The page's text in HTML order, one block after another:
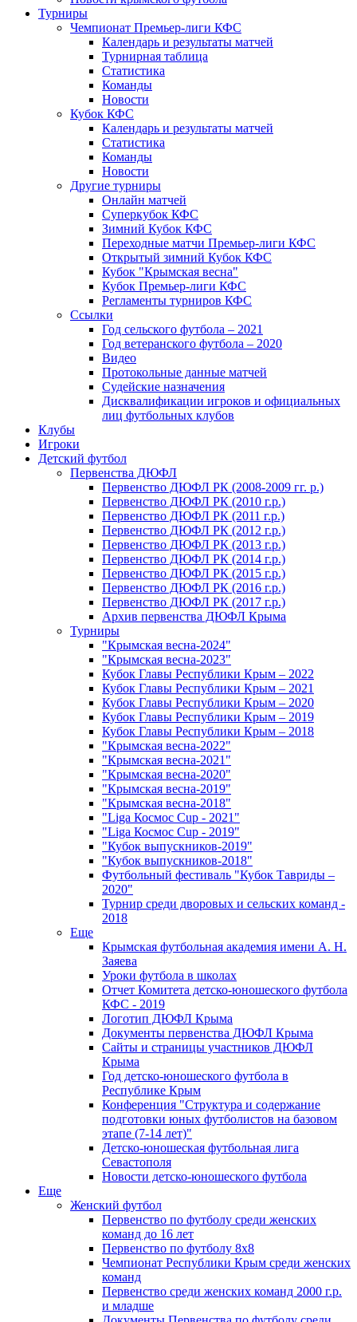
Турниры
Чемпионат Премьер-лиги КФС
Календарь и результаты матчей
Турнирная таблица
Статистика
Команды
Новости
Кубок КФС
Календарь и результаты матчей
Статистика
Команды
Новости
Другие турниры
Онлайн матчей
Суперкубок КФС
Зимний Кубок КФС
Переходные матчи Премьер-лиги КФС
Открытый зимний Кубок КФС
Кубок "Крымская весна"
Кубок Премьер-лиги КФС
Регламенты турниров КФС
Ссылки
Год сельского футбола – 2021
Год ветеранского футбола – 2020
Видео
Протокольные данные матчей
Судейские назначения
Дисквалификации игроков и официальных
лиц футбольных клубов
Клубы
Игроки
Детский футбол
Первенства ДЮФЛ
Первенство ДЮФЛ РК (2008-2009 гг. р.)
Первенство ДЮФЛ РК (2010 г.р.)
Первенство ДЮФЛ РК (2011 г.р.)
Первенство ДЮФЛ РК (2012 г.р.)
Первенство ДЮФЛ РК (2013 г.р.)
Первенство ДЮФЛ РК (2014 г.р.)
Первенство ДЮФЛ РК (2015 г.р.)
Первенство ДЮФЛ РК (2016 г.р.)
Первенство ДЮФЛ РК (2017 г.р.)
Архив первенства ДЮФЛ Крыма
Турниры
"Крымская весна-2024"
"Крымская весна-2023"
Кубок Главы Республики Крым – 2022
Кубок Главы Республики Крым – 2021
Кубок Главы Республики Крым – 2020
Кубок Главы Республики Крым – 2019
Кубок Главы Республики Крым – 2018
"Крымская весна-2022"
"Крымская весна-2021"
"Крымская весна-2020"
"Крымская весна-2019"
"Крымская весна-2018"
"Liga Космос Cup - 2021"
"Liga Космос Cup - 2019"
"Кубок выпускников-2019"
"Кубок выпускников-2018"
Футбольный фестиваль "Кубок Тавриды –
2020"
Турнир среди дворовых и сельских команд -
2018
Еще
Крымская футбольная академия имени А. Н.
Заяева
Уроки футбола в школах
Отчет Комитета детско-юношеского футбола
КФС - 2019
Логотип ДЮФЛ Крыма
Документы первенства ДЮФЛ Крыма
Сайты и страницы участников ДЮФЛ
Крыма
Год детско-юношеского футбола в
Республике Крым
Конференция "Структура и содержание
подготовки юных футболистов на базовом
этапе (7-14 лет)"
Детско-юношеская футбольная лига
Севастополя
Новости детско-юношеского футбола
Еще
Женский футбол
Первенство по футболу среди женских
команд до 16 лет
Первенство по футболу 8х8
Чемпионат Республики Крым среди женских
команд
Первенство среди женских команд 2000 г.р.
и младше